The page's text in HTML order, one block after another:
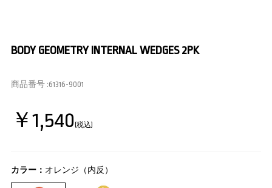
BODY GEOMETRY INTERNAL WEDGES 2PK
商品番号 :61316-9001
￥1,540(税込)
カラー： オレンジ（内反）